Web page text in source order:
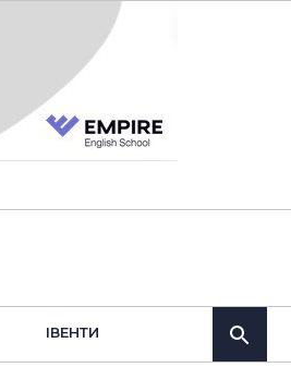
IВЕНТИ